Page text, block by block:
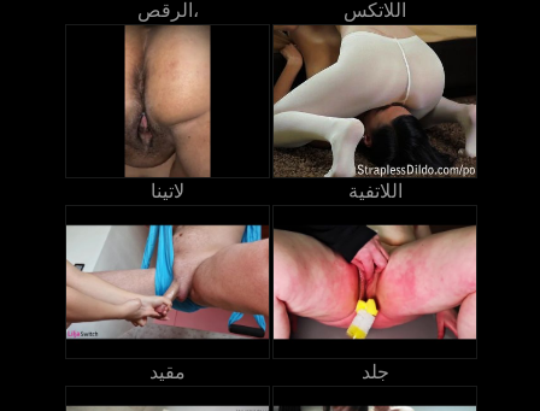
الرقص، اللاتكس
لاتينا اللاتفية
مقيد جلد